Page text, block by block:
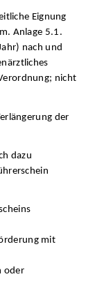
Eignung
Anlage 5.1.
nach und
nicht
der
dazu
mit
oder